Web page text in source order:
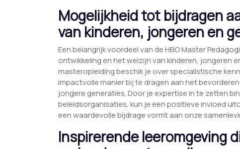
Mogelijkheid tot bijdragen
van kinderen, jongeren en
Een belangrijk voordeel van de HBO Master
ontwikkeling en het welzijn van kinderen, jongeren
masteropleiding beschik je over specialistische
impactvolle manier bij te dragen aan het
jongere generaties. Door je expertise in te zetten
beleidsorganisaties, kun je een positieve invloed
een waardevolle bijdrage vormt aan onze
Inspirerende leeromgeving